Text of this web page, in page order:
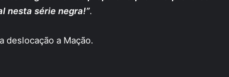
nesta série negra!”.
deslocação a Mação.